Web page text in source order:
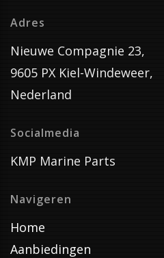
Adres
Nieuwe Compagnie 23,
9605 PX Kiel-Windeweer,
Nederland
Socialmedia
KMP Marine Parts
Navigeren
Home
Aanbiedingen